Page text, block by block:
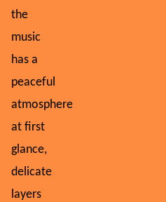
the
music
has a
peaceful
atmosphere
at first
glance,
delicate
layers